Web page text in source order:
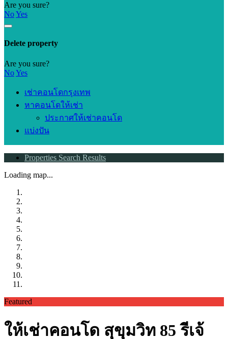
Are you sure?
NoYes
Delete property
Are you sure?
NoYes
เช่าคอนโดกรุงเทพ
หาคอนโดให้เช่า
ประกาศให้เช่าคอนโด
แบ่งปัน
Properties Search Results
Loading map...
Featured
ให้เช่าคอนโด สุขุมวิท 85 รีเจ้